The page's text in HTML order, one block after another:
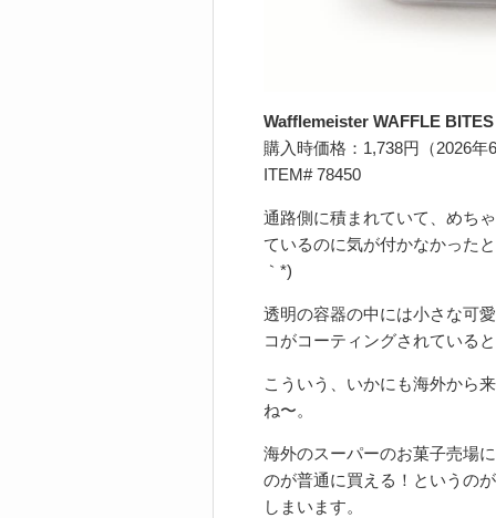
Wafflemeister WAFFLE
購入時価格：1,738円（2026年
ITEM# 78450
通路側に積まれていて、めち
ているのに気が付かなかった
｀*)
透明の容器の中には小さな可
コがコーティングされている
こういう、いかにも海外から
ね〜。
海外のスーパーのお菓子売場
のが普通に買える！というの
しまいます。